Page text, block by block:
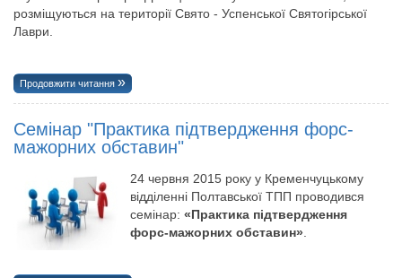
розміщуються на території Свято - Успенської Святогірської
Лаври.
Продовжити читання
Семінар "Практика підтвердження форс-
мажорних обставин"
24 червня 2015 року у Кременчуцькому
відділенні Полтавської ТПП проводився
семінар: «Практика підтвердження
форс-мажорних обставин»